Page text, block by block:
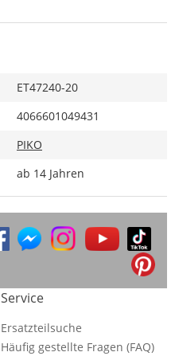
ET47240-20
4066601049431
PIKO
ab 14 Jahren
Service
Ersatzteilsuche
Häufig gestellte Fragen (FAQ)